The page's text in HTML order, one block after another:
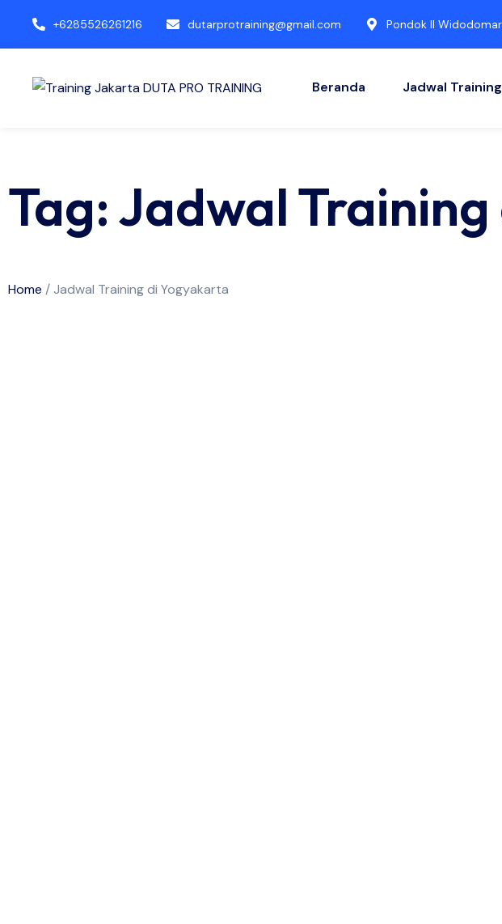
+6285526261216 dutarprotraining@gmail.com Pondok II
Beranda Jadwal
Tag: Jadwal
Home /Jadwal Training di Yogyakarta